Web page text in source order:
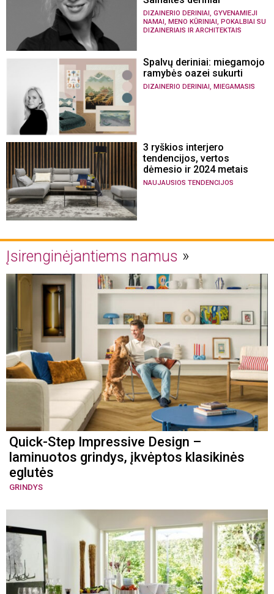
DIZAINERIO DERINIAI GYVENAMIEJI
NAMAI MENO KŪRINIAI POKALBIAI SU
DIZAINERIAIS IR ARCHITEKTAIS
Spalvų deriniai: miegamojo
ramybės oazei sukurti
DIZAINERIO DERINIAI , MIEGAMASIS
3 ryškios interjero
tendencijos, vertos
dėmesio ir 2024 metais
NAUJAUSIOS TENDENCIJOS
Įsirenginėjantiems namus
Quick-Step Impressive Design –
laminuotos grindys, įkvėptos klasikinės
eglutės
GRINDYS